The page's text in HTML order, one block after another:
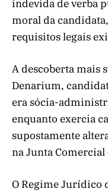
indevida de verba
moral da
requisitos legais
A descoberta mais
Denarium,
era sócia-
enquanto exercia
supostamente
na Junta Comercial
O Regime Jurídico